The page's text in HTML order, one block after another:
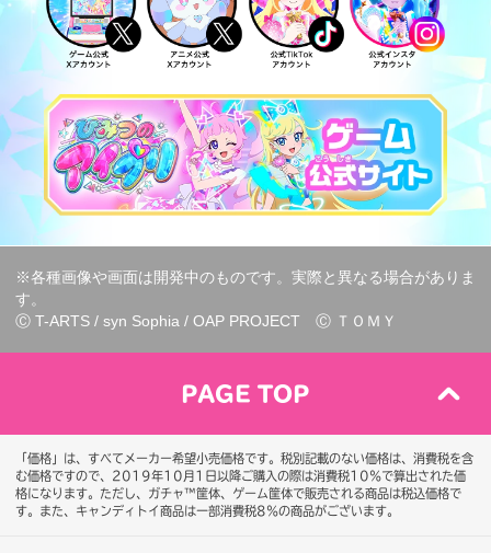
※各種画像や画面は開発中のものです。実際と異なる場合がありま
す。
Ⓒ T-ARTS / syn Sophia / OAP PROJECT Ⓒ ＴＯＭＹ
PAGE TOP
「価格」は、すべてメーカー希望小売価格です。税別記載のない価格は、消費税を含
む価格ですので、2019年10月1日以降ご購入の際は消費税10％で算出された価
格になります。 ただし、ガチャ™筐体、ゲーム筐体で販売される商品は税込価格で
す。また、キャンディトイ商品は一部消費税8％の商品がございます。